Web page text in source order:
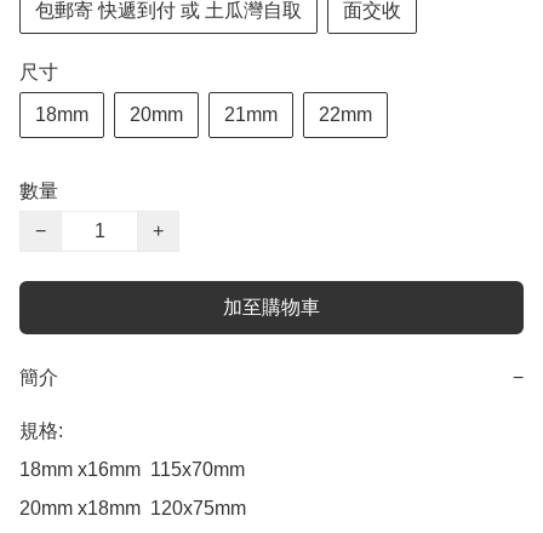
包郵寄 快遞到付 或 土瓜灣自取 面交收
尺寸
18mm 20mm 21mm 22mm
數量
−
+
加至購物車
簡介 −
規格:
18mm x16mm  115x70mm
20mm x18mm  120x75mm